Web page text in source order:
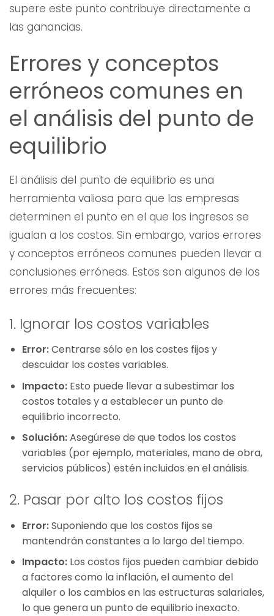
supere este punto contribuye directamente a
las ganancias.
Errores y conceptos
erróneos comunes en
el análisis del punto de
equilibrio
El análisis del punto de equilibrio es una
herramienta valiosa para que las empresas
determinen el punto en el que los ingresos se
igualan a los costos. Sin embargo, varios errores
y conceptos erróneos comunes pueden llevar a
conclusiones erróneas. Estos son algunos de los
errores más frecuentes:
1. Ignorar los costos variables
Error:Centrarse sólo en los costes fijos y
descuidar los costes variables.
Impacto:Esto puede llevar a subestimar los
costos totales y a establecer un punto de
equilibrio incorrecto.
Solución:Asegúrese de que todos los costos
variables (por ejemplo, materiales, mano de obra,
servicios públicos) estén incluidos en el análisis.
2. Pasar por alto los costos fijos
Error:Suponiendo que los costos fijos se
mantendrán constantes a lo largo del tiempo.
Impacto:Los costos fijos pueden cambiar debido
a factores como la inflación, el aumento del
alquiler o los cambios en las estructuras salariales,
lo que genera un punto de equilibrio inexacto.